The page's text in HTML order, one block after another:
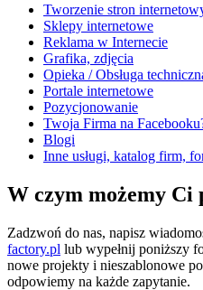
Tworzenie stron
Sklepy internetowe
Reklama w Internecie
Grafika, zdjęcia
Opieka / Obsługa
Portale internetowe
Pozycjonowanie
Twoja Firma na
Blogi
Inne usługi, katalog firm,
W czym możemy Ci
Zadzwoń do nas, napisz
factory.pl lub wypełnij poniższy
nowe projekty i nieszablonowe
odpowiemy na każde zapytanie.